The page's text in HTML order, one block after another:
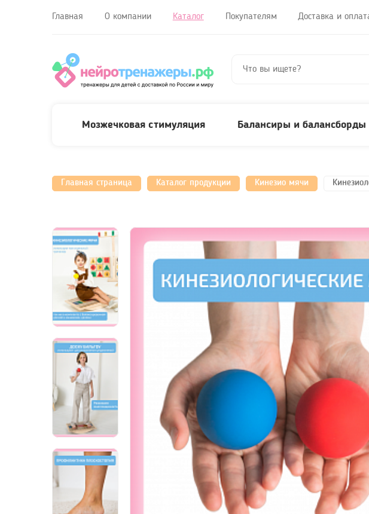
Главная О компании Каталог Покупателям Доставка и
Мозжечковая стимуляция Балансиры и балансборды
Главная страница Каталог продукции Кинезио мячи